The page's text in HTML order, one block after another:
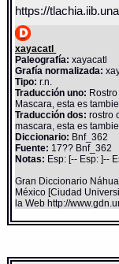
https://
xayacatl
Paleografía: xayacatl
Grafía normalizada:
Tipo: r.n.
Traducción uno:
Mascara, esta es
Traducción dos: rostro
mascara, esta es
Diccionario: Bnf_362
Fuente: 17?? Bnf_362
Notas: Esp: [-- Esp: ]--
Gran Diccionario
México [Ciudad
la Web http://